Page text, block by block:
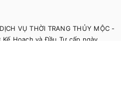
VỤ THỜI TRANG THỦY MỘC -
Hoạch và Đầu Tư cấp ngày